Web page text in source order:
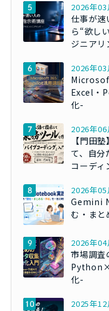
2026年03
仕事が
ら“欲し
ジニアリ
2026年03
Excel・
化-
2026年06
【門田
て、自
コーディ
2026年05
Gemini
む・ま
2026年04
市場調査
Python×
化-
2025年12